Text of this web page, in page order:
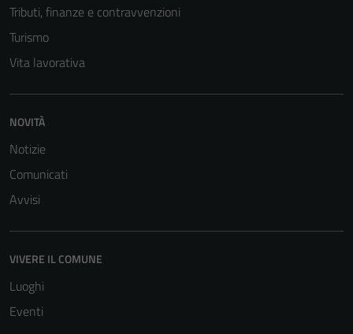
Tributi, finanze e contravvenzioni
Turismo
Vita lavorativa
NOVITÀ
Notizie
Comunicati
Avvisi
VIVERE IL COMUNE
Luoghi
Eventi
Tecnici